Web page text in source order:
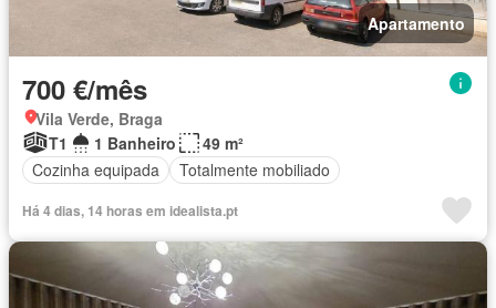
Apartamento
700 €/mês
Vila Verde, Braga
T1
1 Banheiro
49 m²
Cozinha equipada
Totalmente mobiliado
Há 4 dias, 14 horas em idealista.pt